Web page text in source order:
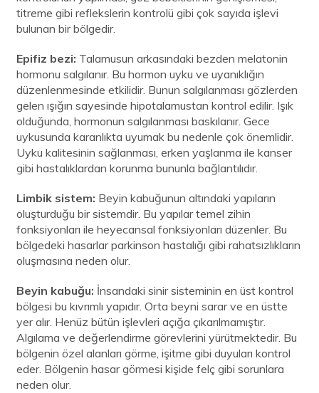
titreme gibi reflekslerin kontrolü gibi çok sayıda işlevi
bulunan bir bölgedir.
Epifiz bezi: Talamusun arkasındaki bezden melatonin
hormonu salgılanır. Bu hormon uyku ve uyanıklığın
düzenlenmesinde etkilidir. Bunun salgılanması gözlerden
gelen ışığın sayesinde hipotalamustan kontrol edilir. Işık
olduğunda, hormonun salgılanması baskılanır. Gece
uykusunda karanlıkta uyumak bu nedenle çok önemlidir.
Uyku kalitesinin sağlanması, erken yaşlanma ile kanser
gibi hastalıklardan korunma bununla bağlantılıdır.
Limbik sistem: Beyin kabuğunun altındaki yapıların
oluşturduğu bir sistemdir. Bu yapılar temel zihin
fonksiyonları ile heyecansal fonksiyonları düzenler. Bu
bölgedeki hasarlar parkinson hastalığı gibi rahatsızlıkların
oluşmasına neden olur.
Beyin kabuğu: İnsandaki sinir sisteminin en üst kontrol
bölgesi bu kıvrımlı yapıdır. Orta beyni sarar ve en üstte
yer alır. Henüz bütün işlevleri açığa çıkarılmamıştır.
Algılama ve değerlendirme görevlerini yürütmektedir. Bu
bölgenin özel alanları görme, işitme gibi duyuları kontrol
eder. Bölgenin hasar görmesi kişide felç gibi sorunlara
neden olur.